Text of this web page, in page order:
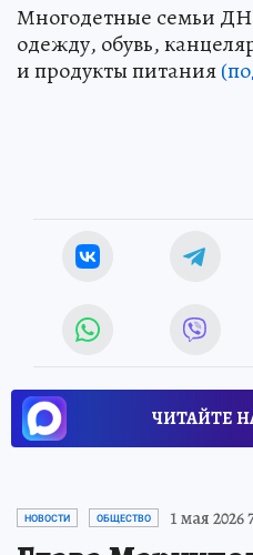
Многодетные семьи
одежду, обувь,
и продукты питания
ЧИТАЙТЕ
НОВОСТИ ОБЩЕСТВО 1 мая 2026